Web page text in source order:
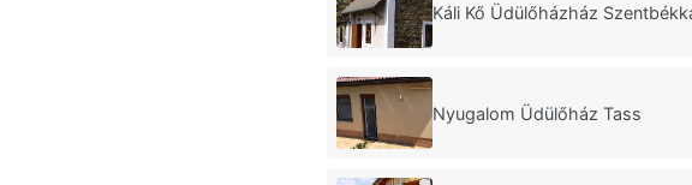
Káli Kő Üdülőházház
Nyugalom Üdülőház Tass